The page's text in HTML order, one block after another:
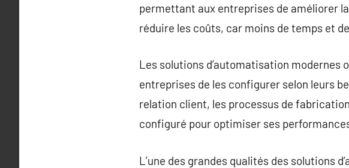
permettant aux entreprises de améliorer
réduire les coûts, car moins de temps et
Les solutions d’automatisation
entreprises de les configurer selon leurs
relation client, les processus de
configuré pour optimiser ses
L’une des grandes qualités des solutions